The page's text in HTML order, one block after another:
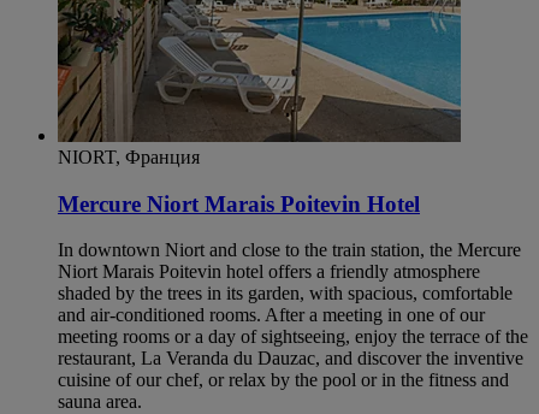
NIORT, Франция
Mercure Niort Marais Poitevin Hotel
In downtown Niort and close to the train station, the Mercure
Niort Marais Poitevin hotel offers a friendly atmosphere
shaded by the trees in its garden, with spacious, comfortable
and air-conditioned rooms. After a meeting in one of our
meeting rooms or a day of sightseeing, enjoy the terrace of the
restaurant, La Veranda du Dauzac, and discover the inventive
cuisine of our chef, or relax by the pool or in the fitness and
sauna area.